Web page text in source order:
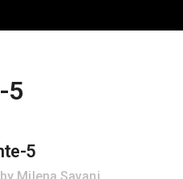
5
5